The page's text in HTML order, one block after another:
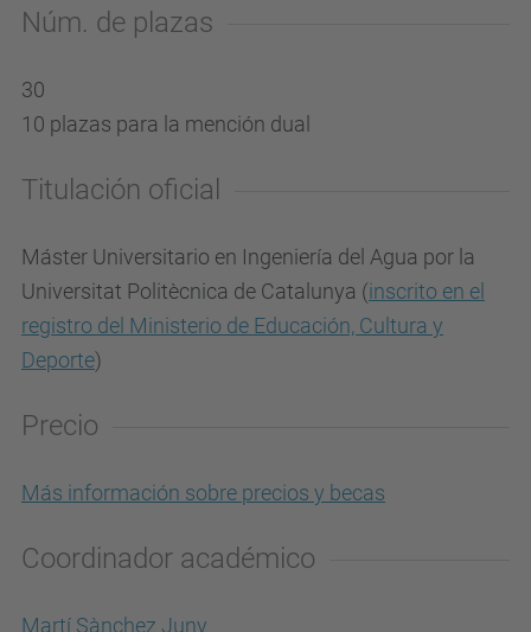
Núm. de plazas
30
10 plazas para la mención dual
Titulación oficial
Máster Universitario en Ingeniería del Agua por la
Universitat Politècnica de Catalunya (inscrito en el
registro del Ministerio de Educación, Cultura y
Deporte)
Precio
Más información sobre precios y becas
Coordinador académico
Martí Sànchez Juny